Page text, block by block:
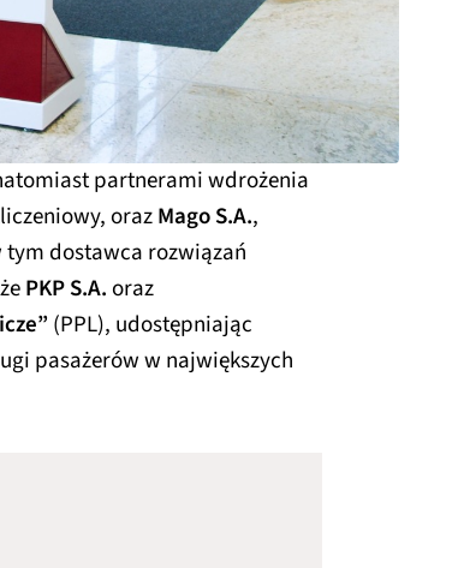
partnerami wdrożenia
orazMago S.A.,
dostawca rozwiązań
PKP S.A.oraz
(PPL), udostępniając
pasażerów w największych